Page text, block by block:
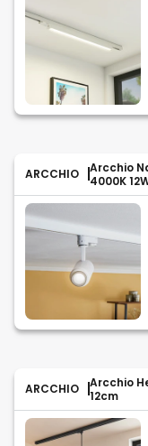
ARCCHIO
Arcchio
4000K
ARCCHIO
Arcchio
12cm